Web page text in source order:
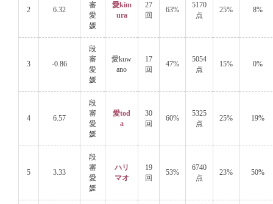
2 6.32
審
愛
媛
愛kim
ura
27
回
63%
5170
点
25% 8%
3 -0.86
段
審
愛
媛
愛kuw
ano
17
回
47%
5054
点
15% 0%
4 6.57
段
審
愛
媛
愛tod
a
30
回
60%
5325
点
25% 19%
5 3.33
段
審
愛
媛
ハリ
マオ
19
回
53%
6740
点
23% 50%